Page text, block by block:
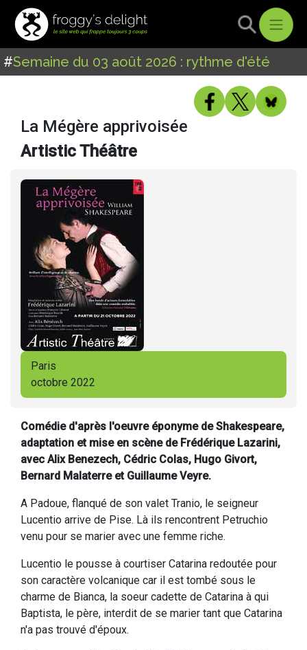
#Semaine du 03 août 2026 : rythme d'été
La Mégère apprivoisée
Artistic Théâtre
Paris
octobre 2022
Comédie d'après l'oeuvre éponyme de Shakespeare,
adaptation et mise en scène de Frédérique Lazarini,
avec Alix Benezech, Cédric Colas, Hugo Givort,
Bernard Malaterre et Guillaume Veyre.
A Padoue, flanqué de son valet Tranio, le seigneur
Lucentio arrive de Pise. Là ils rencontrent Petruchio
venu pour se marier avec une femme riche.
Lucentio le pousse à courtiser Catarina redoutée pour
son caractère volcanique car il est tombé sous le
charme de Bianca, la soeur cadette de Catarina à qui
Baptista, le père, interdit de se marier tant que Catarina
n'a pas trouvé d'époux.